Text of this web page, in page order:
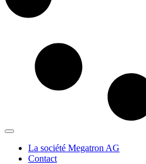
La société Megatron AG
Contact